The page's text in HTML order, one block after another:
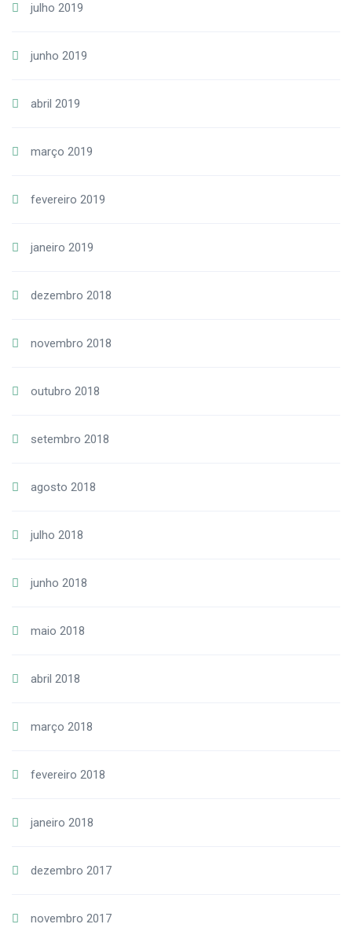
julho 2019
junho 2019
abril 2019
março 2019
fevereiro 2019
janeiro 2019
dezembro 2018
novembro 2018
outubro 2018
setembro 2018
agosto 2018
julho 2018
junho 2018
maio 2018
abril 2018
março 2018
fevereiro 2018
janeiro 2018
dezembro 2017
novembro 2017